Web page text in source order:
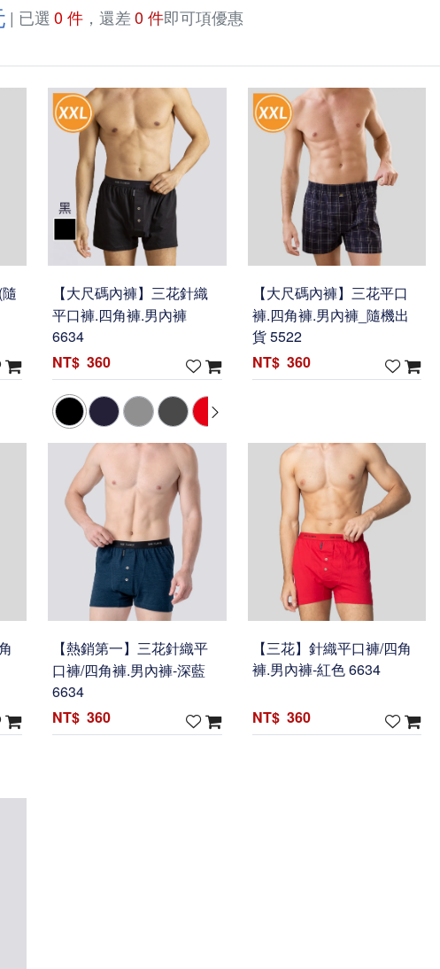
| 已選 0 件，還差0 件即可項優惠
【大尺碼內褲】三花針織
平口褲.四角褲.男內褲
6634
360
【大尺碼內褲】三花平口
褲.四角褲.男內褲_隨機出
貨 5522
360
【熱銷第一】三花針織平
口褲/四角褲.男內褲-深藍
6634
360
【三花】針織平口褲/四角
褲.男內褲-紅色 6634
360